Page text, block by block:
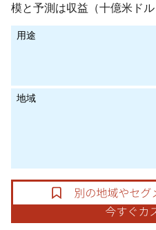
模と予測は収益（十億米ドル
用途
地域